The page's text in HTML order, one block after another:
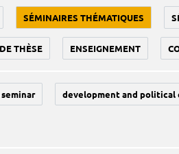
SÉMINAIRES THÉMATIQUES
THÈSE ENSEIGNEMENT
development and political